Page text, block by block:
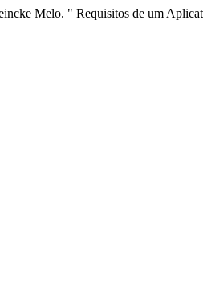
Melo. " Requisitos de um